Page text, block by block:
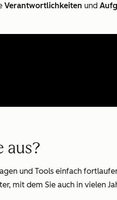
Verantwortlichkeiten und
aus?
und Tools einfach
mit dem Sie auch in vielen